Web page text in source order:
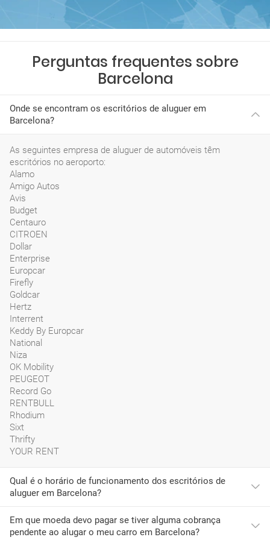
Perguntas frequentes sobre
Barcelona
Onde se encontram os escritórios de aluguer em
Barcelona?
As seguintes empresa de aluguer de automóveis têm
escritórios no aeroporto:
Alamo
Amigo Autos
Avis
Budget
Centauro
CITROEN
Dollar
Enterprise
Europcar
Firefly
Goldcar
Hertz
Interrent
Keddy By Europcar
National
Niza
OK Mobility
PEUGEOT
Record Go
RENTBULL
Rhodium
Sixt
Thrifty
YOUR RENT
Qual é o horário de funcionamento dos escritórios de
aluguer em Barcelona?
O horário mais habitual das empresas de rent a car neste
aeroporto é:
Em que moeda devo pagar se tiver alguma cobrança
pendente ao alugar o meu carro em Barcelona?